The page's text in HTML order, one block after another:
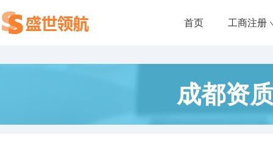
首页 工商注册
成都资